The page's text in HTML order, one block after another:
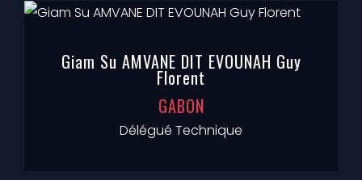
Giam Su AMVANE DIT EVOUNAH Guy
Florent
GABON
Délégué Technique